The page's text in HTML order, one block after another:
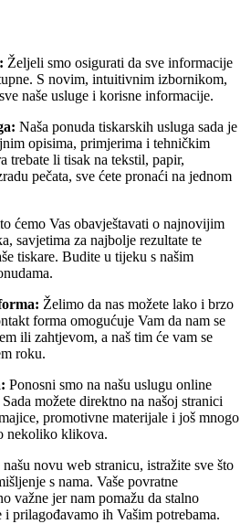
Željeli smo osigurati da sve informacije
S novim, intuitivnim izbornikom,
naše usluge i korisne informacije.
Naša ponuda tiskarskih usluga sada je
opisima, primjerima i tehničkim
trebate li tisak na tekstil, papir,
pečata, sve ćete pronaći na jednom
ćemo Vas obavještavati o najnovijim
savjetima za najbolje rezultate te
tiskare. Budite u tijeku s našim
Želimo da nas možete lako i brzo
forma omogućuje Vam da nam se
ili zahtjevom, a naš tim će vam se
roku.
Ponosni smo na našu uslugu online
možete direktno na našoj stranici
promotivne materijale i još mnogo
nekoliko klikova.
novu web stranicu, istražite sve što
s nama. Vaše povratne
važne jer nam pomažu da stalno
i prilagođavamo ih Vašim potrebama.